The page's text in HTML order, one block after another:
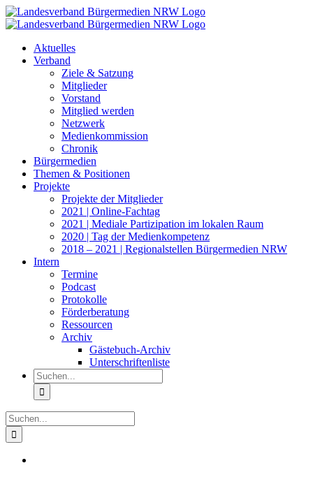
Zum
Inhalt
Aktuelles
Verband
Ziele & Satzung
Mitglieder
Vorstand
Mitglied werden
Netzwerk
Medienkommission
Chronik
Bürgermedien
Themen & Positionen
Projekte
Projekte der Mitglieder
2021 | Online-Fachtag
2021 | Mediale Partizipation im lokalen Raum
2020 | Tag der Medienkompetenz
2018 – 2021 | Regionalstellen Bürgermedien NRW
Intern
Termine
Podcast
Protokolle
Förderberatung
Ressourcen
Archiv
Gästebuch-Archiv
Unterschriftenliste
Suche
nach:
Suche
nach: